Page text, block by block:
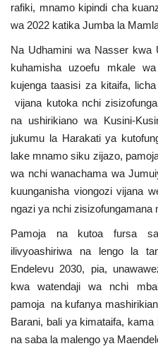
Video
Maonyesho
Wadhamini
Language
French Arabic
rafiki, mnamo kipindi cha
wa 2022 katika Jumba la
Na Udhamini wa Nasser kwa
kuhamisha uzoefu mkale
kujenga taasisi za kitaifa,
vijana kutoka nchi
na ushirikiano wa Kusini-
jukumu la Harakati ya
lake mnamo siku zijazo,
wa nchi wanachama wa
kuunganisha viongozi vijana
ngazi ya nchi zisizofungamana
Pamoja na kutoa fursa
ilivyoashiriwa na lengo la
Endelevu 2030, pia,
kwa watendaji wa nchi
pamoja na kufanya
Barani, bali ya kimataifa,
na saba la malengo ya